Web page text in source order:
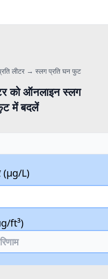
प्रति लीटर → स्लग प्रति घन फुट
को ऑनलाइन स्लग
में बदलें
(µg/L)
ft³)